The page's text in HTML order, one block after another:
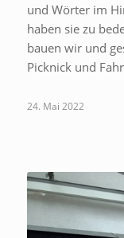
und Wörter im
haben sie zu
bauen wir und
Picknick und
24. Mai 2022